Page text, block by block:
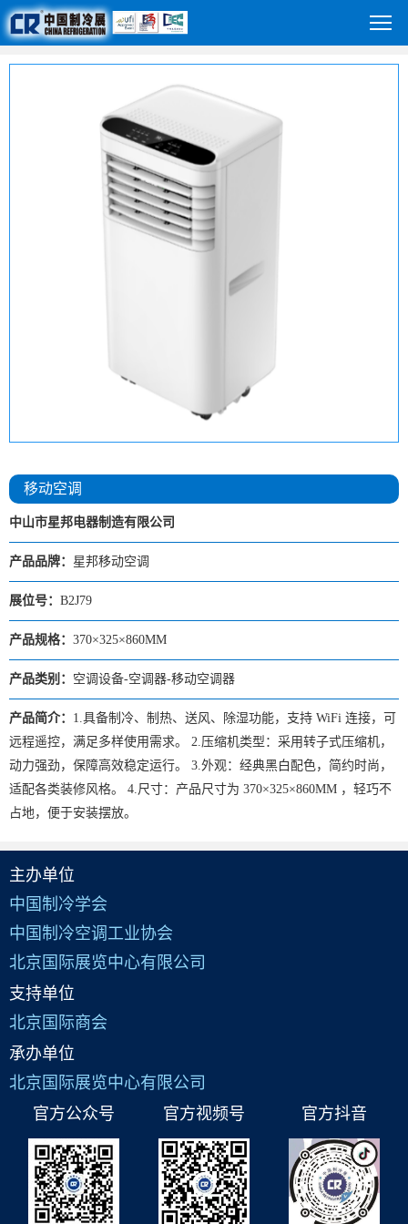
移动空调
中山市星邦电器制造有限公司
产品品牌： 星邦移动空调
展位号： B2J79
产品规格： 370×325×860MM
产品类别： 空调设备-空调器-移动空调器
产品简介： 1.具备制冷、制热、送风、除湿功能，支持 WiFi 连接，可
远程遥控，满足多样使用需求。 2.压缩机类型：采用转子式压缩机，
动力强劲，保障高效稳定运行。 3.外观：经典黑白配色，简约时尚，
适配各类装修风格。 4.尺寸：产品尺寸为 370×325×860MM ，轻巧不
占地，便于安装摆放。
主办单位
中国制冷学会
中国制冷空调工业协会
北京国际展览中心有限公司
支持单位
北京国际商会
承办单位
北京国际展览中心有限公司
官方公众号
官方视频号 官方抖音